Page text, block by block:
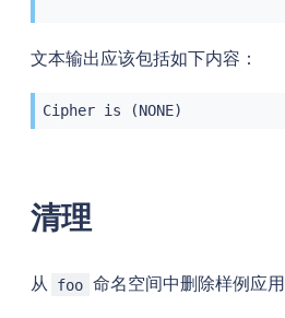
文本输出应该包括如下内容：
Cipher is (NONE)
清理
从 foo 命名空间中删除样例应用